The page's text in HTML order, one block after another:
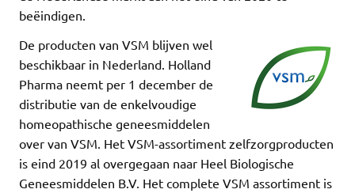
beëindigen.
De producten van VSM blijven wel
beschikbaar in Nederland. Holland
Pharma neemt per 1 december de
distributie van de enkelvoudige
homeopathische geneesmiddelen
over van VSM. Het VSM-assortiment zelfzorgproducten
is eind 2019 al overgegaan naar Heel Biologische
Geneesmiddelen B.V. Het complete VSM assortiment is